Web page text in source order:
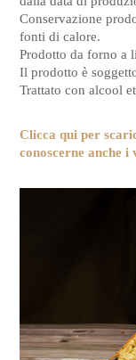
Conservazione
fonti di calore.
Prodotto da forno a
Il prodotto è
Trattato con alcool
Clicca qui per
conoscerne anche